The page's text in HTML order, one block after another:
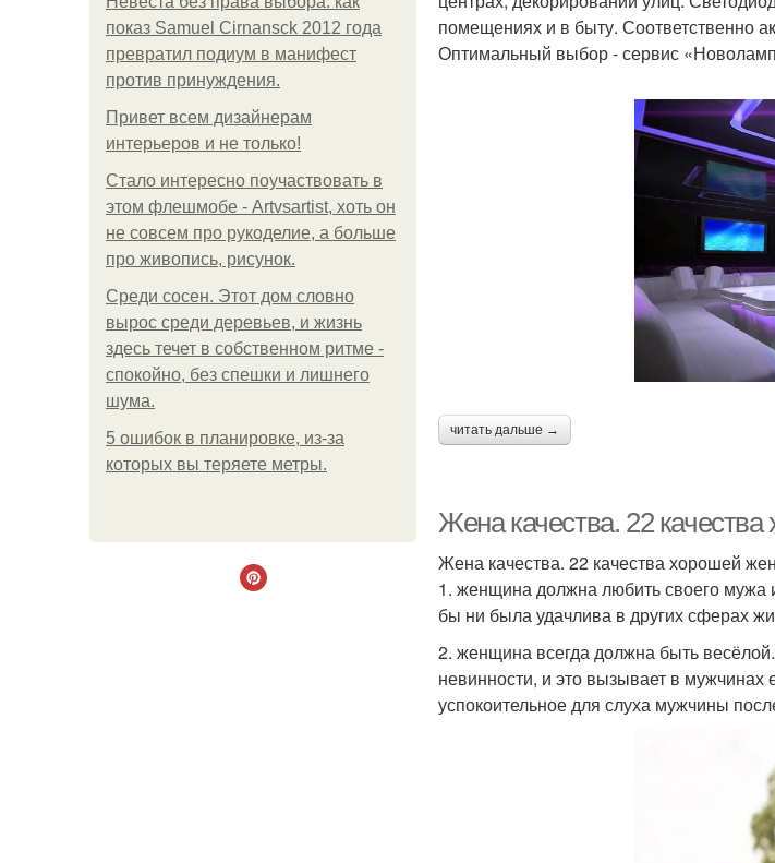
показ Samuel Cirnansck 2012 года
превратил подиум в манифест
против принуждения.
Привет всем дизайнерам
интерьеров и не только!
Стало интересно поучаствовать в
этом флешмобе - Artvsartist, хоть он
не совсем про рукоделие, а больше
про живопись, рисунок.
Среди сосен. Этот дом словно
вырос среди деревьев, и жизнь
здесь течет в собственном ритме -
спокойно, без спешки и лишнего
шума.
5 ошибок в планировке, из-за
которых вы теряете метры.
помещениях и в быту. Соответственно
Оптимальный выбор - сервис
читать дальше →
Жена качества. 22
Жена качества. 22 качества хорошей
1. женщина должна любить своего мужа
бы ни была удачлива в других сферах
2. женщина всегда должна быть
невинности, и это вызывает в мужчинах
успокоительное для слуха мужчины